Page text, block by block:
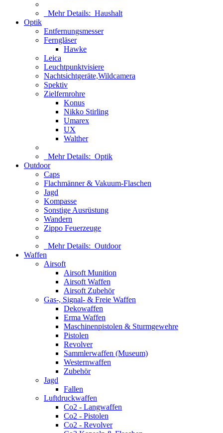
Mehr Details: Haushalt
Optik
Entfernungsmesser
Ferngläser
Hawke
Leica
Leuchtpunktvisiere
Nachtsichtgeräte,Wildcamera
Spektiv
Zielfernrohre
Konus
Nikko Stirling
Umarex
UX
Walther
Mehr Details: Optik
Outdoor
Caps
Flachmänner & Vakuum-Flaschen
Jagd
Kompasse
Sonstige Ausrüstung
Wandern
Zippo Feuerzeuge
Mehr Details: Outdoor
Waffen
Airsoft
Airsoft Munition
Airsoft Waffen
Airsoft Zubehör
Gas-, Signal- & Freie Waffen
Dekowaffen
Erma Waffen
Maschinenpistolen & Sturmgewehre
Pistolen
Revolver
Sammlerwaffen (Museum)
Westernwaffen
Zubehör
Jagd
Fallen
Luftdruckwaffen
Co2 - Langwaffen
Co2 - Pistolen
Co2 - Revolver